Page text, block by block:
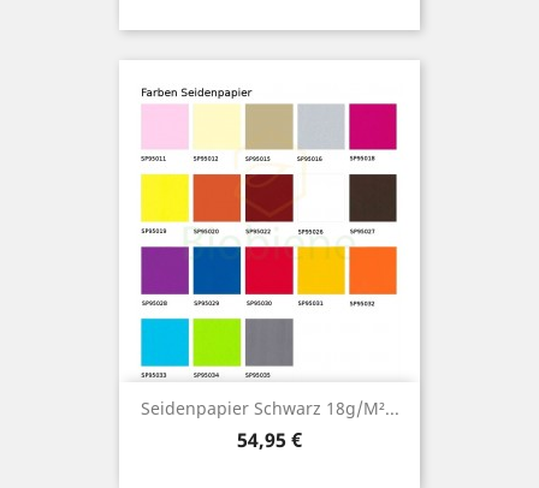
Seidenpapier Schwarz 18g/m²...
Preis
54,95 €